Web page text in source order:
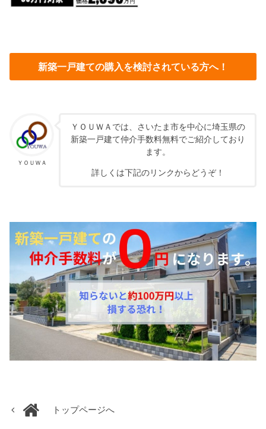
新築一戸建ての購入を検討されている方へ！
ＹＯＵＷＡ
ＹＯＵＷＡでは、さいたま市を中心に埼玉県の
新築一戸建て仲介手数料無料でご紹介しており
ます。
詳しくは下記のリンクからどうぞ！
トップページへ